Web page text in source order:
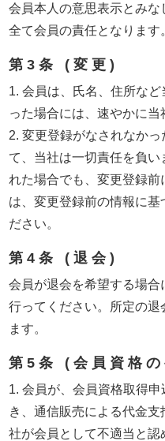
会員本人の意思表示とみ
全て会員の責任となります
第3条 (変更)
1. 会員は、氏名、住所な
った場合には、速やかに当
2. 変更登録がなされなか
て、当社は一切責任を負
れた場合でも、変更登録前
は、変更登録前の情報に基
ださい。
第4条 (退会)
会員が退会を希望する場
行ってください。所定の退
ます。
第5条 (会員資格
1. 会員が、会員資格取得
き、通信販売による代金
社が会員として不適当と